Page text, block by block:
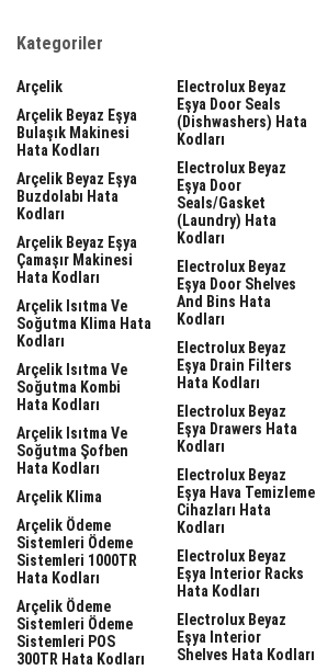
Kategoriler
Arçelik
Arçelik Beyaz Eşya
Bulaşık Makinesi
Hata Kodları
Arçelik Beyaz Eşya
Buzdolabı Hata
Kodları
Arçelik Beyaz Eşya
Çamaşır Makinesi
Hata Kodları
Arçelik Isıtma Ve
Soğutma Klima Hata
Kodları
Arçelik Isıtma Ve
Soğutma Kombi
Hata Kodları
Arçelik Isıtma Ve
Soğutma Şofben
Hata Kodları
Arçelik Klima
Arçelik Ödeme
Sistemleri Ödeme
Sistemleri 1000TR
Hata Kodları
Arçelik Ödeme
Sistemleri Ödeme
Sistemleri POS
300TR Hata Kodları
Electrolux Beyaz
Eşya Door Seals
(dishwashers) Hata
Kodları
Electrolux Beyaz
Eşya Door
Seals/gasket
(laundry) Hata
Kodları
Electrolux Beyaz
Eşya Door Shelves
And Bins Hata
Kodları
Electrolux Beyaz
Eşya Drain Filters
Hata Kodları
Electrolux Beyaz
Eşya Drawers Hata
Kodları
Electrolux Beyaz
Eşya Hava Temizleme
Cihazları Hata
Kodları
Electrolux Beyaz
Eşya Interior Racks
Hata Kodları
Electrolux Beyaz
Eşya Interior
Shelves Hata Kodları